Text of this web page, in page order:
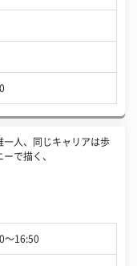
一人、同じキャリアは歩
で描く、
〜16:50